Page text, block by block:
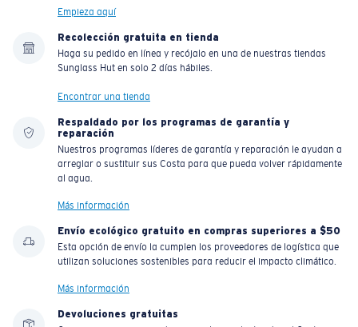
Empieza aquí
Recolección gratuita en tienda
Haga su pedido en línea y recójalo en una de nuestras tiendas
Sunglass Hut en solo 2 días hábiles.
Encontrar una tienda
Respaldado por los programas de garantía y
reparación
Nuestros programas líderes de garantía y reparación le ayudan a
arreglar o sustituir sus Costa para que pueda volver rápidamente
al agua.
Más información
Envío ecológico gratuito en compras superiores a $50
Esta opción de envío la cumplen los proveedores de logística que
utilizan soluciones sostenibles para reducir el impacto climático.
Más información
Devoluciones gratuitas